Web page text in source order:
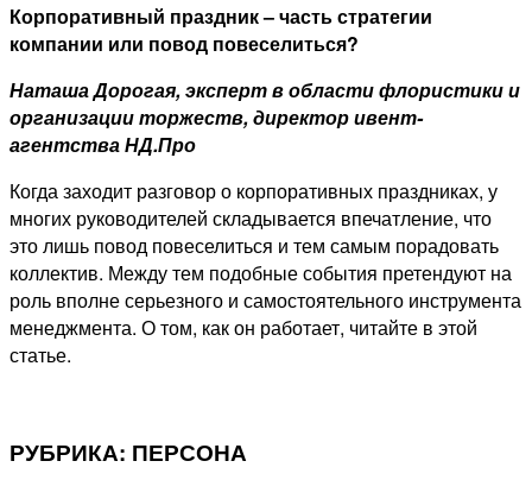
Корпоративный праздник – часть стратегии
компании или повод повеселиться?
Наташа Дорогая, эксперт в области флористики и
организации торжеств, директор ивент-
агентства НД.Про
Когда заходит разговор о корпоративных праздниках, у
многих руководителей складывается впечатление, что
это лишь повод повеселиться и тем самым порадовать
коллектив. Между тем подобные события претендуют на
роль вполне серьезного и самостоятельного инструмента
менеджмента. О том, как он работает, читайте в этой
статье.
РУБРИКА: ПЕРСОНА